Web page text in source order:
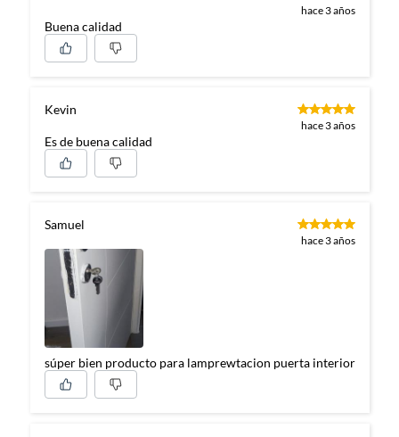
hace 3 años
Buena calidad
Kevin
hace 3 años
Es de buena calidad
Samuel
hace 3 años
súper bien producto para lamprewtacion puerta interior